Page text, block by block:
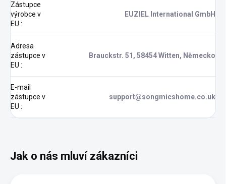
Zástupce
výrobce v
EU :
EUZIEL International GmbH
Adresa
zástupce v
EU :
Brauckstr. 51, 58454 Witten, Německo
E-mail
zástupce v
EU :
support@songmicshome.co.uk